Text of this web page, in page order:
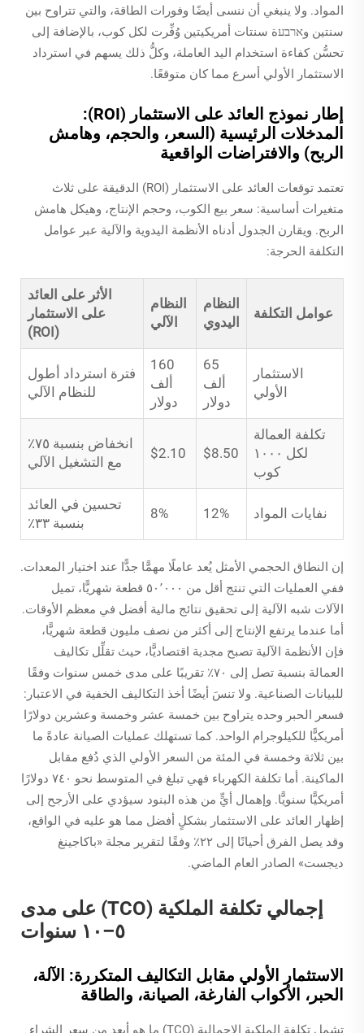
المواد. ولا ينبغي أن ننسى أيضًا وفورات الطاقة، والتي تتراوح بين
سنتين وארבעة سنتات أمريكيتين وُفِّرت لكل كوب، بالإضافة إلى
تحسُّن كفاءة استخدام اليد العاملة، وكلُّ ذلك يسهم في استرداد
الاستثمار الأولي أسرع مما كان متوقعًا.
إطار نموذج العائد على الاستثمار (ROI):
المدخلات الرئيسية (السعر، والحجم، وهامش
الربح) والافتراضات الواقعية
تعتمد توقعات العائد على الاستثمار (ROI) الدقيقة على ثلاث
متغيرات أساسية: سعر بيع الكوب، وحجم الإنتاج، وهيكل هامش
الربح. ويقارن الجدول أدناه الأنظمة اليدوية والآلية عبر عوامل
التكلفة الحرجة:
عوامل التكلفة
النظام
اليدوي
النظام
الآلي
الأثر على العائد
على الاستثمار
(ROI)
الاستثمار
الأولي
65
ألف
دولار
160
ألف
دولار
فترة استرداد أطول
للنظام الآلي
تكلفة العمالة
لكل ١٠٠٠
كوب
$8.50
$2.10
انخفاض بنسبة ٧٥٪
مع التشغيل الآلي
نفايات المواد 12%
8%
تحسين في العائد
بنسبة ٣٣٪
إن النطاق الحجمي الأمثل يُعد عاملًا مهمًّا جدًّا عند اختيار المعدات.
ففي العمليات التي تنتج أقل من ٥٠٬٠٠٠ قطعة شهريًّا، تميل
الآلات شبه الآلية إلى تحقيق نتائج مالية أفضل في معظم الأوقات.
أما عندما يرتفع الإنتاج إلى أكثر من نصف مليون قطعة شهريًّا،
فإن الأنظمة الآلية تصبح مجدية اقتصاديًّا، حيث تقلِّل تكاليف
العمالة بنسبة تصل إلى ٧٠٪ تقريبًا على مدى خمس سنوات وفقًا
للبيانات الصناعية. ولا تنسَ أيضًا أخذ التكاليف الخفية في الاعتبار:
فسعر الحبر وحده يتراوح بين خمسة عشر وخمسة وعشرين دولارًا
أمريكيًّا للكيلوجرام الواحد. كما تستهلك عمليات الصيانة عادةً ما
بين ثلاثة وخمسة في المئة من السعر الأولي الذي دُفع مقابل
الماكينة. أما تكلفة الكهرباء فهي تبلغ في المتوسط نحو ٧٤٠ دولارًا
أمريكيًّا سنويًّا. وإهمال أيٍّ من هذه البنود سيؤدي على الأرجح إلى
إظهار العائد على الاستثمار بشكلٍ أفضل مما هو عليه في الواقع،
وقد يصل الفرق أحيانًا إلى ٢٢٪ وفقًا لتقرير مجلة «باكاجينغ
ديجست» الصادر العام الماضي.
إجمالي تكلفة الملكية (TCO) على مدى
٥–١٠ سنوات
الاستثمار الأولي مقابل التكاليف المتكررة: الآلة،
الحبر، الأكواب الفارغة، الصيانة، والطاقة
تشمل تكلفة الملكية الإجمالية (TCO) ما هو أبعد من سعر الشراء